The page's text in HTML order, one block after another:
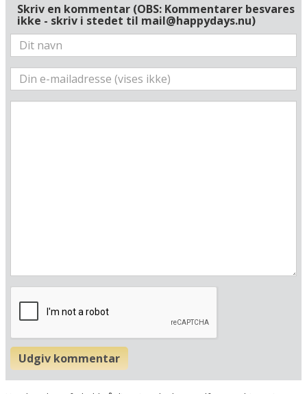
Sverige
Din adresse
Beregn rute
Skriv en kommentar (OBS: Kommentarer besvares
ikke - skriv i stedet til mail@happydays.nu)
Udgiv kommentar